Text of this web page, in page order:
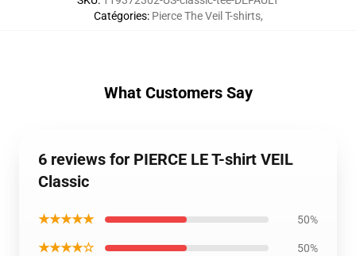
Catégories: Pierce The Veil T-shirts,
What Customers Say
6 reviews for PIERCE LE T-shirt VEIL
Classic
★★★★★ 50%
★★★★☆ 50%